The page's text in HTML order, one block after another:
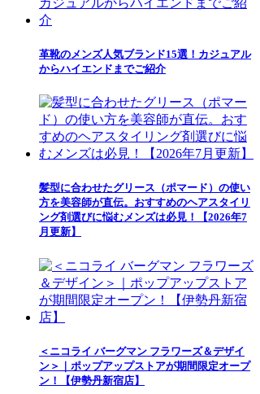
革靴のメンズ人気ブランド15選！カジュアル
からハイエンドまでご紹介
髪型に合わせたグリース（ポマード）の使い
方を美容師が直伝。おすすめのヘアスタイリ
ング剤選びに悩むメンズは必見！【2026年7
月更新】
＜ニコライ バーグマン フラワーズ＆デザイ
ン＞｜ポップアップストアが期間限定オープ
ン！【伊勢丹新宿店】